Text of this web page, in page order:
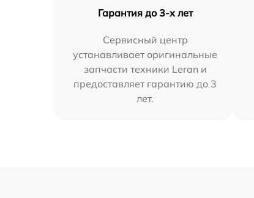
Гарантия до 3-х лет
Сервисный центр
устанавливает оригинальные
запчасти техники Leran и
предоставляет гарантию до 3
лет.